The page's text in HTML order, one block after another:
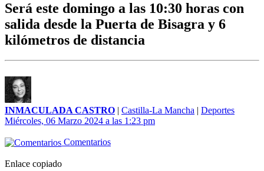
Será este domingo a las 10:30 horas con
salida desde la Puerta de Bisagra y 6
kilómetros de distancia
INMACULADA CASTRO | Castilla-La Mancha | Deportes
Miércoles, 06 Marzo 2024 a las 1:23 pm
Comentarios
Enlace copiado